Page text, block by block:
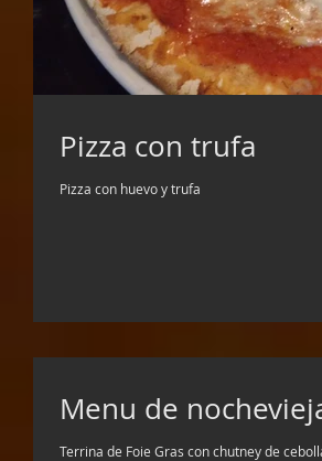
Pizza con trufa
Pizza con huevo y trufa
Menu de
Terrina de Foie Gras con chutney de